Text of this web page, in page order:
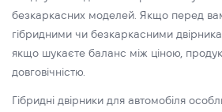
безкаркасних моделей. Якщо перед
гібридними чи безкаркасними
якщо шукаєте баланс між ціною,
довговічністю.
Гібридні двірники для автомобіля